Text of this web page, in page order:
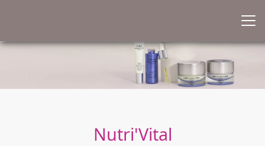
Nutri'Vital